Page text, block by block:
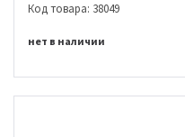
Код товара: 38049
нет в наличии